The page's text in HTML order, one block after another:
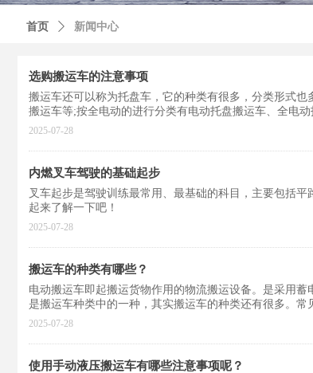
首页 ꄲ 新闻中心
选购搬运车的注意事项
搬运车还可以称为托盘车，它的种类有很多，分类形式
搬运车等;按全电动的进行分类有电动托盘搬运车、全电
辆，在搬运在时候可以采用垂直搬运和水平搬运两种方式
2025-07-28
内燃叉车驾驶的基础起步
叉车起步是驾驶训练最常用、最基础的科目，主要包括
起来了解一下吧！
2025-07-28
搬运车的种类有哪些？
电动搬运车即起搬运货物作用的物流搬运设备。是采用
是搬运车种类中的一种，其实搬运车的种类还有很多。常
2025-07-28
使用手动液压搬运车有哪些注意事项呢？